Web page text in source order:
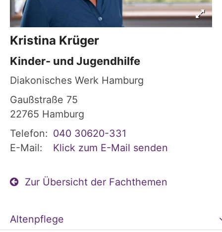
Kristina Krüger
Kinder- und Jugendhilfe
Diakonisches Werk Hamburg
Gaußstraße 75
22765 Hamburg
Telefon: 040 30620-331
E-Mail:
Klick zum E-Mail senden
Zur Übersicht der Fachthemen
Altenpflege